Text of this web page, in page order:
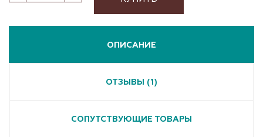
ОПИСАНИЕ
ОТЗЫВЫ (1)
СОПУТСТВУЮЩИЕ ТОВАРЫ